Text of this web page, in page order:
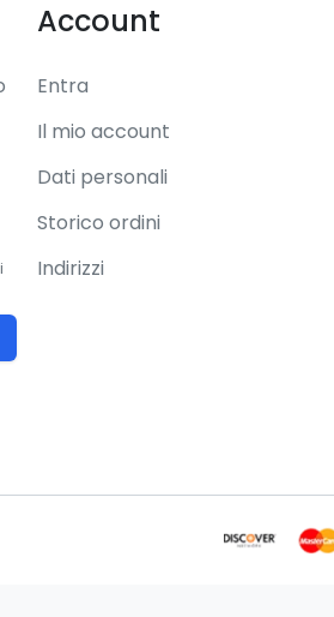
Account
Entra
Il mio account
Dati personali
Storico ordini
Indirizzi